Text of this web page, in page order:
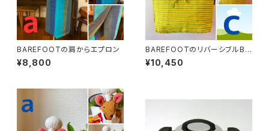
BAREFOOTの肩からエプロン
¥8,800
BAREFOOTのリバーシブルBA
G_L
¥10,450